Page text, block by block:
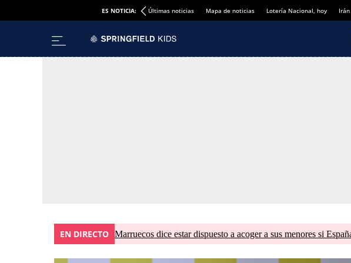
ES NOTICIA: Últimas noticias Mapa de noticias Lotería Nacional, hoy
EN DIRECTO Marruecos dice estar dispuesto a acoger a sus menores si